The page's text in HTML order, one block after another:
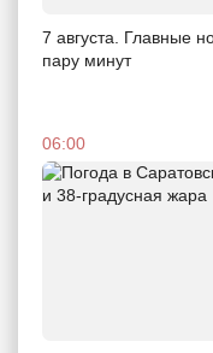
7 августа. Главные
пару минут
06:00